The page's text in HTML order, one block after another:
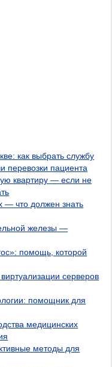
как выбрать службу
перевозки пациента
квартиру — если не
— что должен знать
железы —
помощь, которой
серверов
помощник для
медицинских
методы для